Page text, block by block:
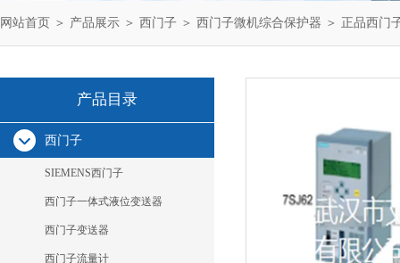
网站首页 ＞ 产品展示 ＞ 西门子 ＞ 西门子微机综合保护器 ＞ 正品西门
产品目录
西门子
SIEMENS西门子
西门子一体式液位变送器
西门子变送器
西门子流量计